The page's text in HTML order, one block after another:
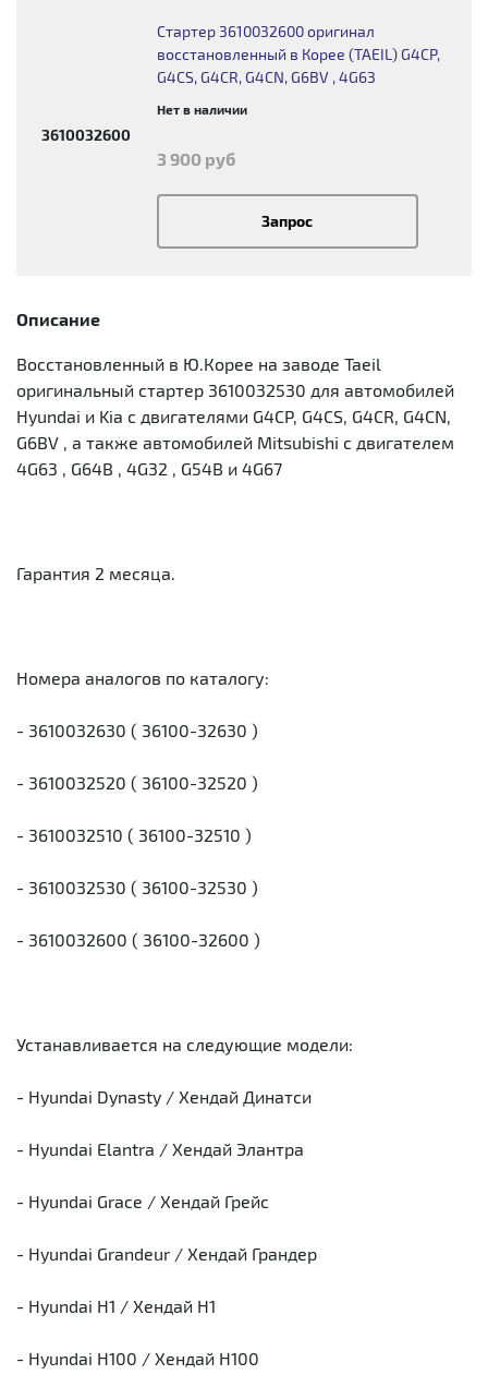
3610032600
Стартер 3610032600 оригинал
восстановленный в Корее (TAEIL) G4CP,
G4CS, G4CR, G4CN, G6BV , 4G63
Нет в наличии
3 900 руб
Запрос
Описание
Восстановленный в Ю.Корее на заводе Taeil
оригинальный стартер 3610032530 для автомобилей
Hyundai и Kia с двигателями G4CP, G4CS, G4CR, G4CN,
G6BV , а также автомобилей Mitsubishi с двигателем
4G63 , G64B , 4G32 , G54B и 4G67
Гарантия 2 месяца.
Номера аналогов по каталогу:
- 3610032630 ( 36100-32630 )
- 3610032520 ( 36100-32520 )
- 3610032510 ( 36100-32510 )
- 3610032530 ( 36100-32530 )
- 3610032600 ( 36100-32600 )
Устанавливается на следующие модели:
- Hyundai Dynasty / Хендай Динатси
- Hyundai Elantra / Хендай Элантра
- Hyundai Grace / Хендай Грейс
- Hyundai Grandeur / Хендай Грандер
- Hyundai H1 / Хендай Н1
- Hyundai H100 / Хендай Н100